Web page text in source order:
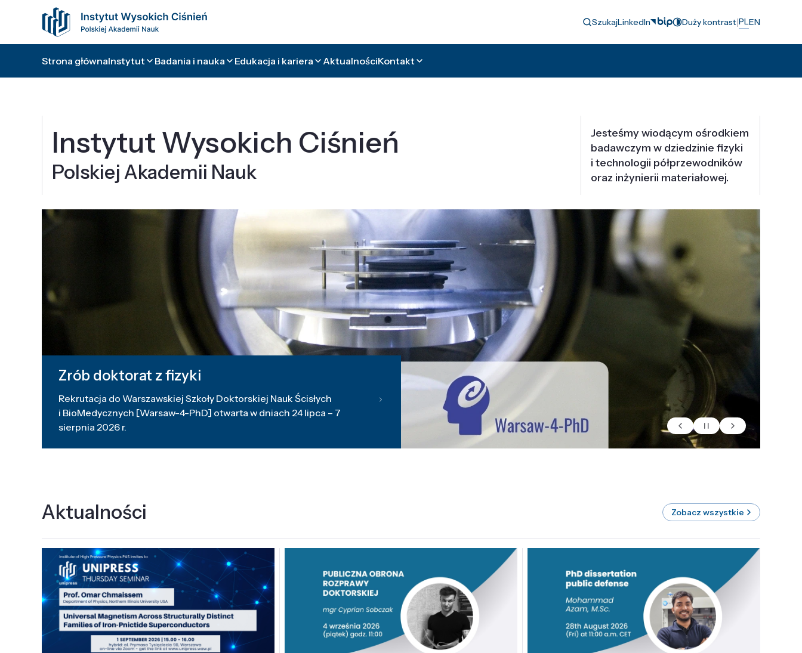
SzukajLinkedIn Duży kontrast|PLEN
Strona głównaInstytut Badania i nauka Edukacja i kariera AktualnościKontakt
Instytut Wysokich Ciśnień
Polskiej Akademii Nauk
Jesteśmy wiodącym ośrodkiem
badawczym w dziedzinie fizyki
i technologii półprzewodników
oraz inżynierii materiałowej.
Zrób doktorat z fizyki
Rekrutacja do Warszawskiej Szkoły Doktorskiej Nauk Ścisłych
i BioMedycznych [Warsaw-4-PhD] otwarta w dniach 24 lipca – 7
sierpnia 2026 r.
Aktualności Zobacz wszystkie